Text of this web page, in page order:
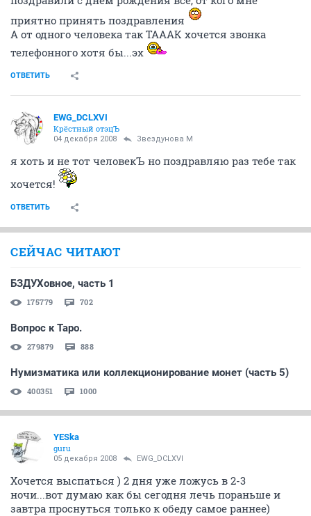
приятно принять поздравления
А от одного человека так ТАААК хочется звонка
телефонного хотя бы...эх
ОТВЕТИТЬ
EWG_DCLXVI
Крёстный отэцЪ
04 декабря 2008 Звездунова М
я хоть и не тот человекЪ но поздравляю раз тебе так
хочется!
ОТВЕТИТЬ
СЕЙЧАС ЧИТАЮТ
БЗДУХовное, часть 1
175779 702
Вопрос к Таро.
279879 888
Нумизматика или коллекционирование монет (часть 5)
400351 1000
YESka
guru
05 декабря 2008 EWG_DCLXVI
Хочется выспаться ) 2 дня уже ложусь в 2-3
ночи...вот думаю как бы сегодня лечь пораньше и
завтра проснуться только к обеду самое раннее)